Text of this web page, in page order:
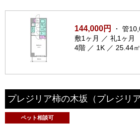
144,000円
・ 管
敷1ヶ月 ／ 礼1ヶ月
4階 ／ 1K ／ 25.44㎡
プレジリア柿の木坂 （プレジリ
ペット相談可